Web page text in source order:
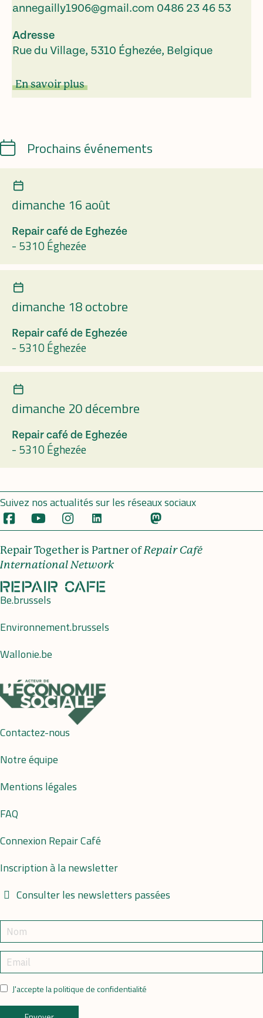
annegailly1906@gmail.com 0486 23 46 53
Adresse
Rue du Village, 5310 Éghezée, Belgique
En savoir plus
CalendrierProchains événements
dimanche 16 août
Repair café de Eghezée
- 5310 Éghezée
dimanche 18 octobre
Repair café de Eghezée
- 5310 Éghezée
dimanche 20 décembre
Repair café de Eghezée
- 5310 Éghezée
Suivez nos actualités sur les réseaux sociaux
Repair Together is Partner ofRepair Café
International Network
Be.brussels
Environnement.brussels
Wallonie.be
Contactez-nous
Notre équipe
Mentions légales
FAQ
Connexion Repair Café
Inscription à la newsletter
Consulter les newsletters passées
J'accepte la politique de confidentialité